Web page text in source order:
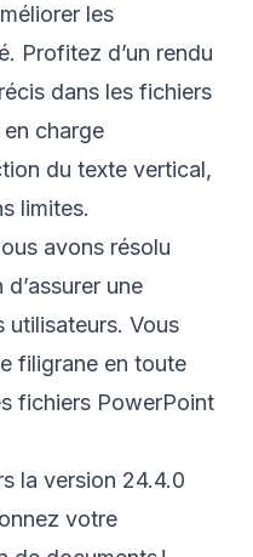
les
Profitez d’un rendu
dans les fichiers
en charge
du texte vertical,
limites.
avons résolu
une
utilisateurs. Vous
filigrane en toute
fichiers PowerPoint
la version 24.4.0
votre